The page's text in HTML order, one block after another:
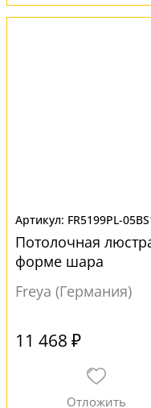
FR5199PL-
Потолочная
форме шара
Freya (Германия)
11 468 ₽